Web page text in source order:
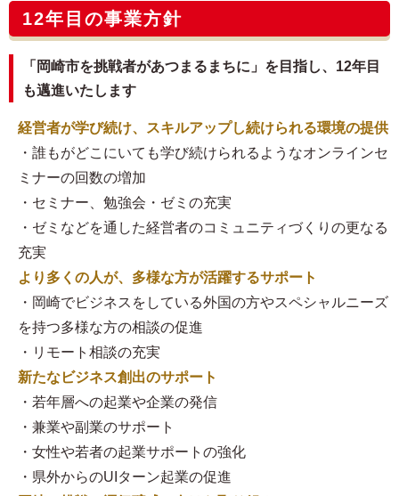
12年目の事業方針
「岡崎市を挑戦者があつまるまちに」を目指し、12年目
も邁進いたします
経営者が学び続け、スキルアップし続けられる環境の提供
・誰もがどこにいても学び続けられるようなオンラインセ
ミナーの回数の増加
・セミナー、勉強会・ゼミの充実
・ゼミなどを通した経営者のコミュニティづくりの更なる
充実
より多くの人が、多様な方が活躍するサポート
・岡崎でビジネスをしている外国の方やスペシャルニーズ
を持つ多様な方の相談の促進
・リモート相談の充実
新たなビジネス創出のサポート
・若年層への起業や企業の発信
・兼業や副業のサポート
・女性や若者の起業サポートの強化
・県外からのUIターン起業の促進